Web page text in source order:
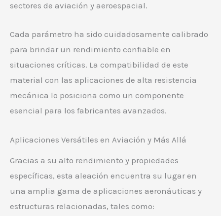
sectores de aviación y aeroespacial.
Cada parámetro ha sido cuidadosamente calibrado
para brindar un rendimiento confiable en
situaciones críticas. La compatibilidad de este
material con las aplicaciones de alta resistencia
mecánica lo posiciona como un componente
esencial para los fabricantes avanzados.
Aplicaciones Versátiles en Aviación y Más Allá
Gracias a su alto rendimiento y propiedades
específicas, esta aleación encuentra su lugar en
una amplia gama de aplicaciones aeronáuticas y
estructuras relacionadas, tales como: